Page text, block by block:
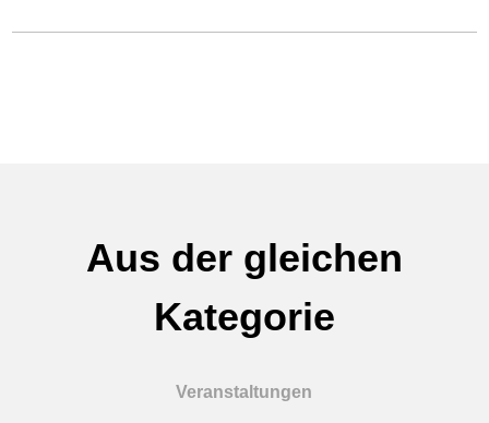
Aus der gleichen
Kategorie
Veranstaltungen